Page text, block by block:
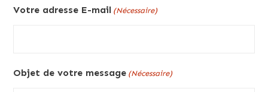
Votre adresse E-mail (Nécessaire)
Objet de votre message (Nécessaire)